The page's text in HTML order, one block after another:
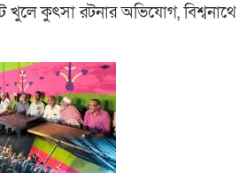
কুৎসা রটনার অভিযোগ, বিশ্বনাথে